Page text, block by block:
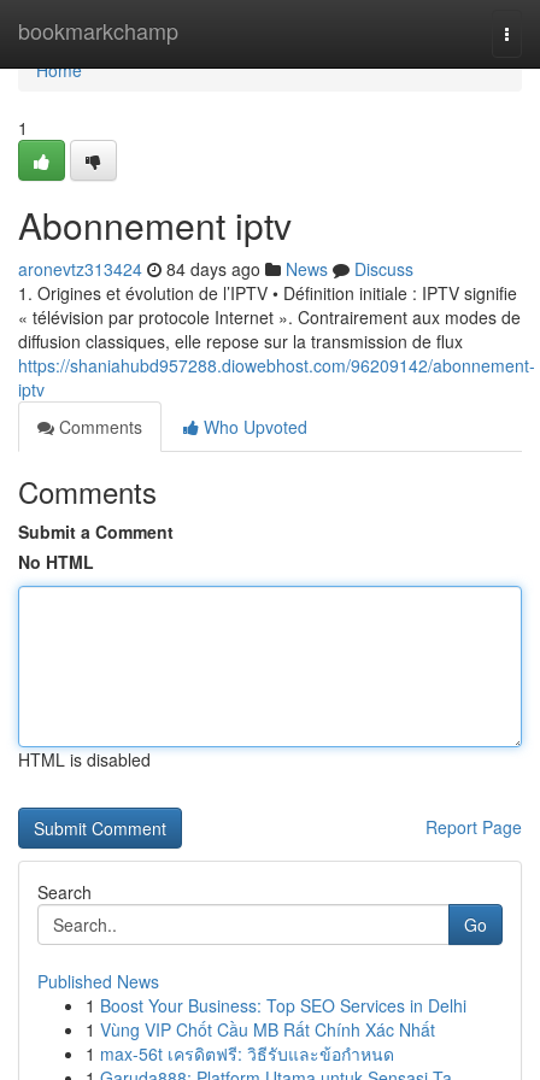
bookmarkchamp
Home
Home
1
Abonnement iptv
aronevtz313424 84 days ago News
Discuss
1. Origines et évolution de l’IPTV • Définition initiale : IPTV signifie
« télévision par protocole Internet ». Contrairement aux modes de
diffusion classiques, elle repose sur la transmission de flux
https://shaniahubd957288.diowebhost.com/96209142/abonnement-
iptv
Comments
Who Upvoted
Comments
Submit a Comment
No HTML
HTML is disabled
Report Page
Search
Go
Published News
1 Boost Your Business: Top SEO Services in Delhi
1 Vùng VIP Chốt Cầu MB Rất Chính Xác Nhất
1 max-56t เครดิตฟรี: วิธีรับและข้อกำหนด